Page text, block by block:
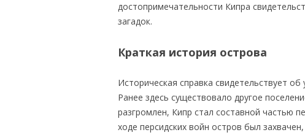
достопримечательности Кипра
загадок.
Краткая история острова
Историческая справка свидетельствует
Ранее здесь существовало другое
разгромлен, Кипр стал составной частью
ходе персидских войн остров был